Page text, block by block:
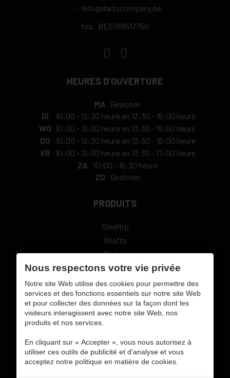
info@dartscompany.be
tva: BE0788517750
HEURES D’OUVERTURE
MA
Gesloten
DI
10:00 - 12:30 heure en 13:30 - 18:00 heure
WO 10:00 - 12:30 heure en 13:30 - 18:00 heure
DO
10:00 - 12:30 heure en 13:30 - 18:00 heure
VR
10:00 - 12:30 heure en 13:30 - 17:00 heure
ZA
10:00 - 16:30 heure
ZO
Gesloten
PRODUITS
Steeltip
Shafts
Flights
L-Style
sécure paiement en ligne avec:
Nous respectons votre vie privée
Notre site Web utilise des cookies pour permettre des
services et des fonctions essentiels sur notre site Web
et pour collecter des données sur la façon dont les
visiteurs interagissent avec notre site Web, nos
produits et nos services.
En cliquant sur « Accepter », vous nous autorisez à
utiliser ces outils de publicité et d'analyse et vous
acceptez notre politique en matière de cookies.